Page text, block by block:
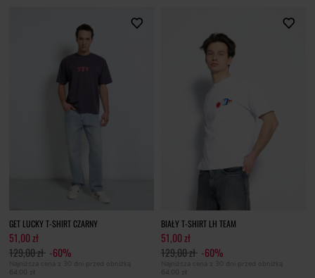
GET LUCKY T-SHIRT CZARNY
51,00 zł
129,00 zł -60%
Najniższa cena z 30 dni przed obniżką
64,00 zł
BIAŁY T-SHIRT LH TEAM
51,00 zł
129,00 zł -60%
Najniższa cena z 30 dni przed obniżką
64,00 zł